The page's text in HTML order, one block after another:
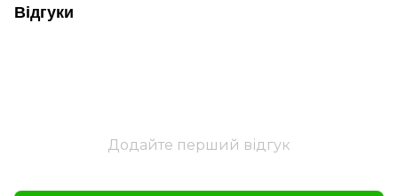
Відгуки
Додайте перший відгук